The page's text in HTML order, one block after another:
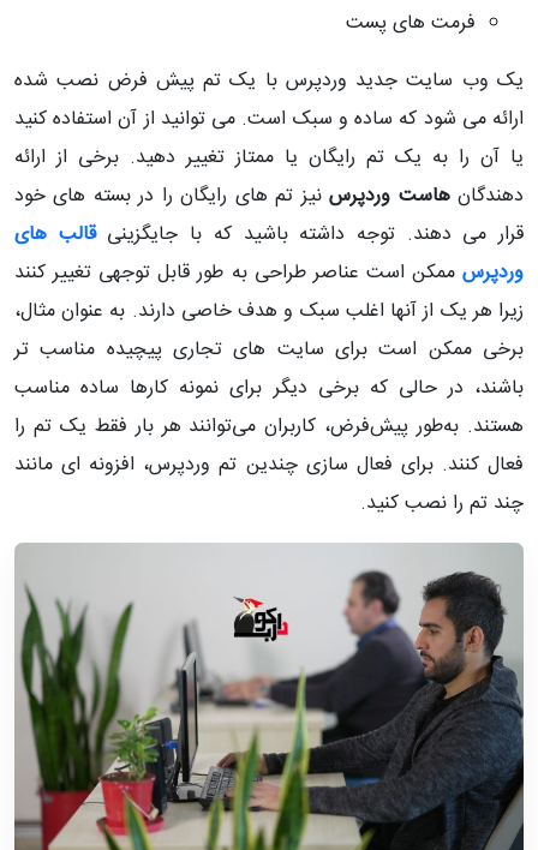
فرمت های پست
یک وب سایت جدید وردپرس با یک تم پیش فرض نصب شده
ارائه می شود که ساده و سبک است. می توانید از آن استفاده کنید
یا آن را به یک تم رایگان یا ممتاز تغییر دهید. برخی از ارائه
دهندگانهاست وردپرسنیز تم های رایگان را در بسته های خود
قرار می دهند. توجه داشته باشید که با جایگزینیقالب های
وردپرس ممکن است عناصر طراحی به طور قابل توجهی تغییر کنند
زیرا هر یک از آنها اغلب سبک و هدف خاصی دارند. به عنوان مثال،
برخی ممکن است برای سایت های تجاری پیچیده مناسب تر
باشند، در حالی که برخی دیگر برای نمونه کارها ساده مناسب
هستند. به‌طور پیش‌فرض، کاربران می‌توانند هر بار فقط یک تم را
فعال کنند. برای فعال سازی چندین تم وردپرس، افزونه ای مانند
چند تم را نصب کنید.